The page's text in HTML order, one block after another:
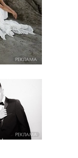
РЕКЛАМА
РЕКЛАМА